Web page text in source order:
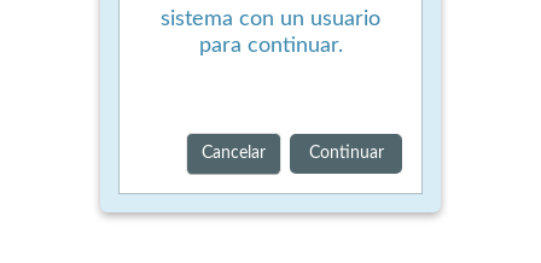
sistema con un usuario
para continuar.
Cancelar Continuar